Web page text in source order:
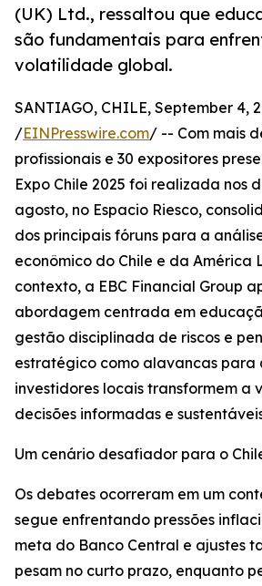
(UK) Ltd., ressaltou que
são fundamentais para
volatilidade global.
SANTIAGO, CHILE, September 4,
/EINPresswire.com/ -- Com mais
profissionais e 30 expositores
Expo Chile 2025 foi realizada nos
agosto, no Espacio Riesco,
dos principais fóruns para a
econômico do Chile e da América
contexto, a EBC Financial Group
abordagem centrada em
gestão disciplinada de riscos e
estratégico como alavancas para
investidores locais transformem a
decisões informadas e
Um cenário desafiador para o
Os debates ocorreram em um
segue enfrentando pressões
meta do Banco Central e ajustes
pesam no curto prazo, enquanto